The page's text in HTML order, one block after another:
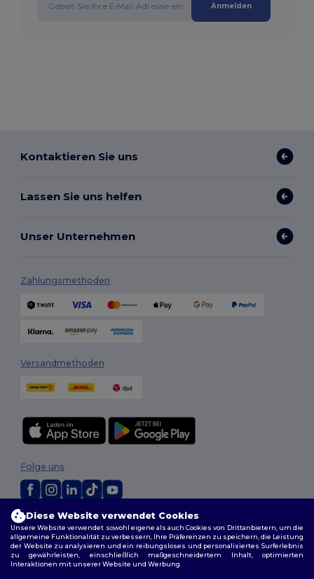
Anmelden
Kontaktieren Sie uns
Lassen Sie uns helfen
Unser Unternehmen
Zahlungsmethoden
Versandmethoden
2026. Alle Rechte vorbehalten
Allgemeine Geschäftsbedingungen
| Personalisierungsrichtlinien
|
Datenschutzbestimmungen| Cookie-Richtlinie|Site Map
Folge uns
Diese Website verwendet Cookies
Unsere Website verwendet sowohl eigene als auch Cookies von Drittanbietern, um die
allgemeine Funktionalität zu verbessern, Ihre Präferenzen zu speichern, die Leistung
der Website zu analysieren und ein reibungsloses und personalisiertes Surferlebnis
zu gewährleisten, einschließlich maßgeschneidertem Inhalt, optimierten
Interaktionen mit unserer Website und Werbung.